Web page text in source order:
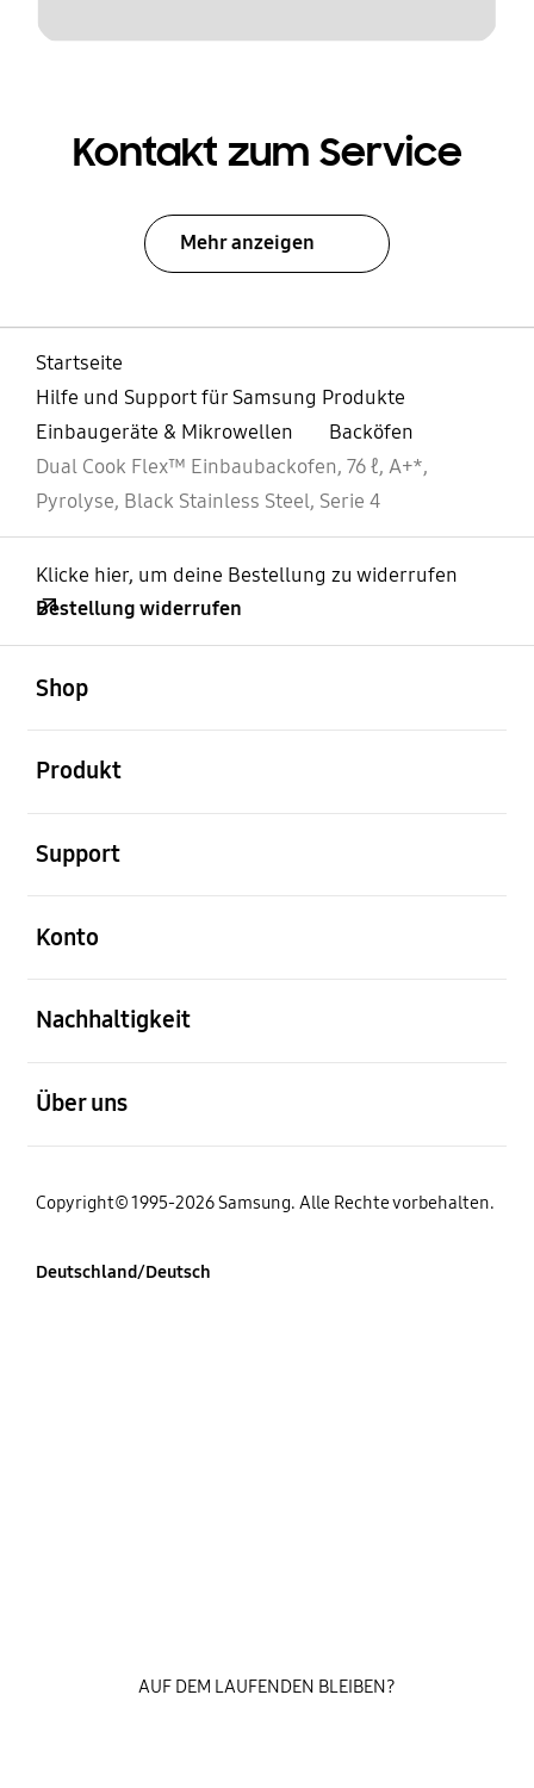
Kontakt zum Service
Mehr anzeigen
Startseite
Hilfe und Support für Samsung Produkte
Einbaugeräte & Mikrowellen
Backöfen
Dual Cook Flex™ Einbaubackofen, 76 ℓ, A+*,
Pyrolyse, Black Stainless Steel, Serie 4
Klicke hier, um deine Bestellung zu widerrufen
Bestellung widerrufen
Shop
Produkt
Support
Konto
Nachhaltigkeit
Über uns
Copyright© 1995-2026 Samsung. Alle Rechte vorbehalten.
Deutschland/Deutsch
AUF DEM LAUFENDEN BLEIBEN?